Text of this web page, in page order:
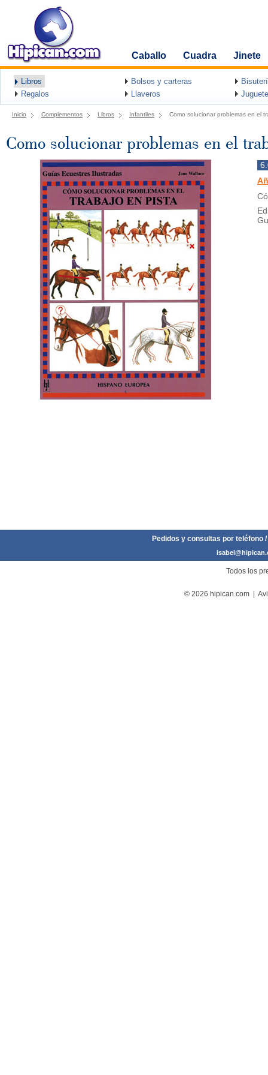
Caballo Cuadra Jinete
Libros Bolsos y carteras
Regalos
Llaveros
Inicio Complementos Libros Infantiles Como solucionar problemas en el
Como solucionar problemas en el
Pedidos y consultas por teléfono
Todos los
© 2026 hipican.com |